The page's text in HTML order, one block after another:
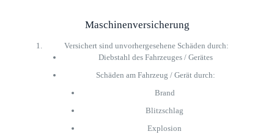
Maschinenversicherung
Versichert sind unvorhergesehene Schäden durch:
Diebstahl des Fahrzeuges / Gerätes
Schäden am Fahrzeug / Gerät durch:
Brand
Blitzschlag
Explosion